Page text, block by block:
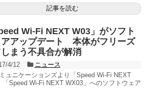
記事を読む
Wi-Fi NEXT W03」がソフト
アアップデート 本体がフリーズ
しまう不具合が解消
4/12
ニュース
ュニケーションズより「Speed Wi-Fi NEXT
「Speed Wi-Fi NEXT WX03」へのソフトウェア